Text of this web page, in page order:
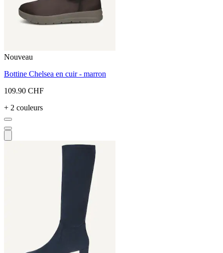
Nouveau
Bottine Chelsea en cuir - marron
109.90 CHF
+ 2 couleurs